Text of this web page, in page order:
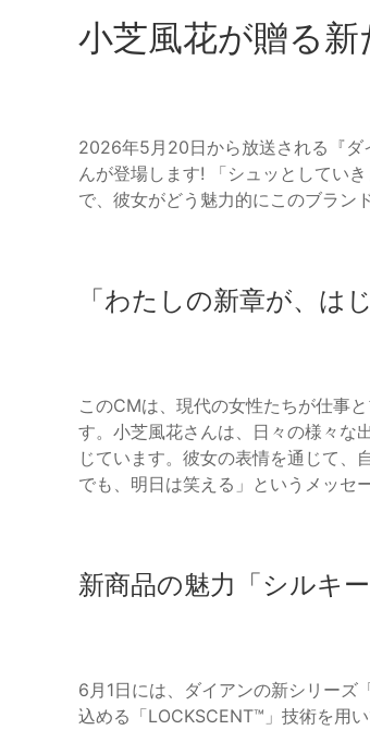
小芝風花が贈る
2026年5月20日から放送される『ダ
んが登場します! 「シュッとしてい
で、彼女がどう魅力的にこのブラン
「わたしの新章が、は
このCMは、現代の女性たちが仕事
す。小芝風花さんは、日々の様々な
じています。彼女の表情を通じて、
でも、明日は笑える」というメッセ
新商品の魅力「シルキー
6月1日には、ダイアンの新シリーズ
込める「LOCKSCENT™」技術を用